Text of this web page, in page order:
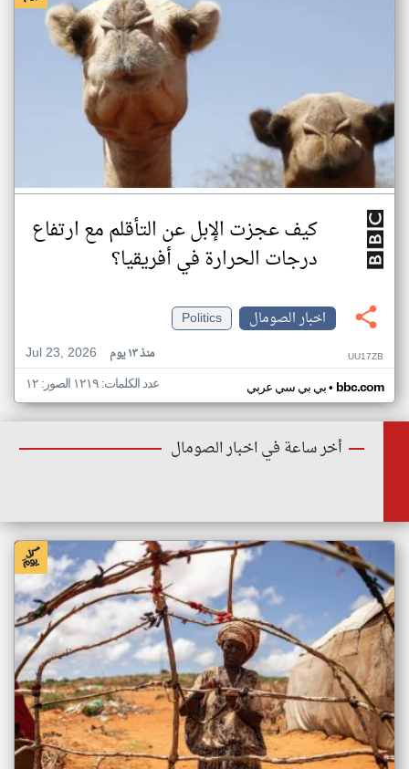
كيف عجزت الإبل عن التأقلم مع ارتفاع
درجات الحرارة في أفريقيا؟
اخبار الصومال
Politics
Jul 23, 2026
منذ ١٣ يوم UU17ZB
بي بي سي عربي• bbc.com عدد الكلمات: ١٢١٩ الصور: ١٢
أخر ساعة في اخبار الصومال